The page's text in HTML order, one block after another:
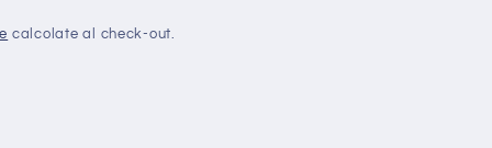
o
calcolate al check-out.